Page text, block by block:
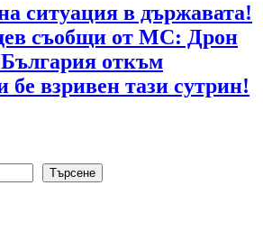
ситуация в държавата!
съобщи от МС: Дрон
България откъм
взривен тази сутрин!
Търсене